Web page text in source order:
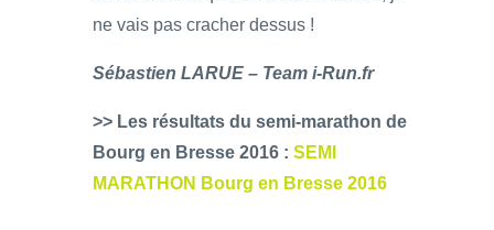
ne vais pas cracher dessus !
Sébastien LARUE – Team i-Run.fr
>> Les résultats du semi-marathon de
Bourg en Bresse 2016 : SEMI
MARATHON Bourg en Bresse 2016